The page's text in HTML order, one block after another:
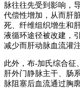
脉往往先受到影响，
代偿性增加，从而肝
死、纤维组织增生和
液循环途径被改建，
减少而肝动脉血流灌
此外，布-加氏综合征
肝外门静脉主干、肠
脉阻塞后血流通过胸